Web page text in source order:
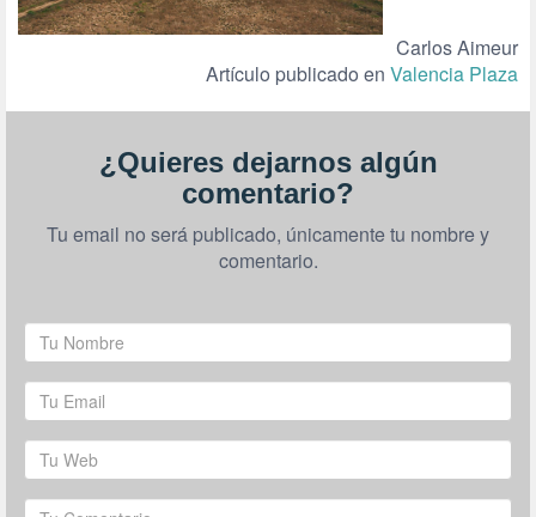
Carlos Aimeur
Artículo publicado en Valencia Plaza
¿Quieres dejarnos algún
comentario?
Tu email no será publicado, únicamente tu nombre y
comentario.